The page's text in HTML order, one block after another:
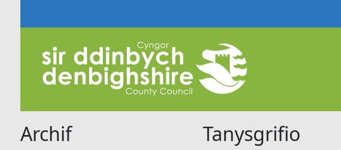
Archif Tanysgrifio